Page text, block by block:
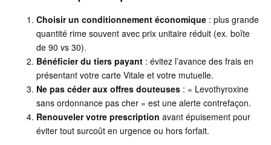
Choisir un conditionnement économique : plus grande
quantité rime souvent avec prix unitaire réduit (ex. boîte
de 90 vs 30).
Bénéficier du tiers payant : évitez l’avance des frais en
présentant votre carte Vitale et votre mutuelle.
Ne pas céder aux offres douteuses : « Levothyroxine
sans ordonnance pas cher » est une alerte contrefaçon.
Renouveler votre prescription avant épuisement pour
éviter tout surcoût en urgence ou hors forfait.